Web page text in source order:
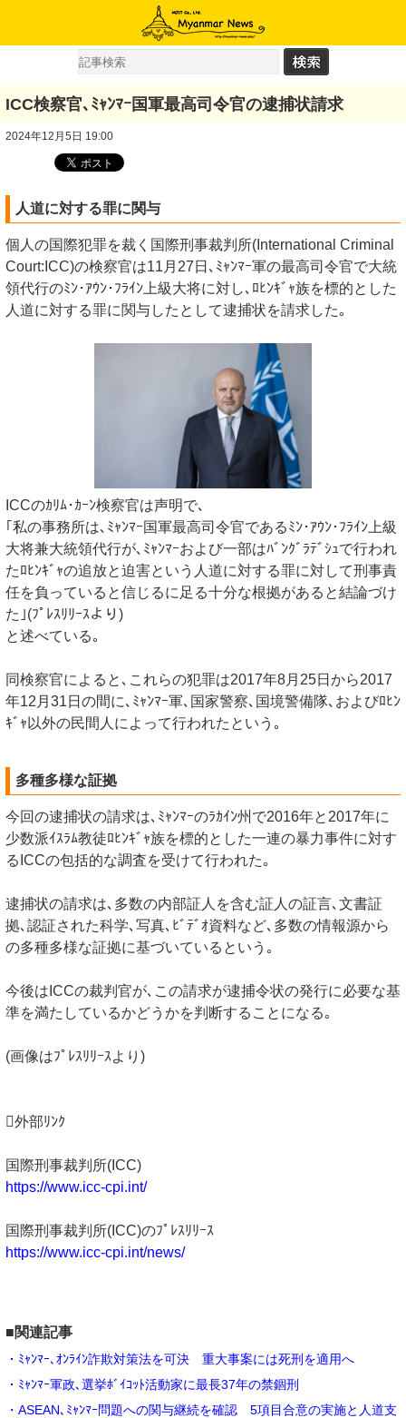
ICC検察官､ﾐｬﾝﾏｰ国軍最高司令官の逮捕状請求
2024年12月5日 19:00
人道に対する罪に関与
個人の国際犯罪を裁く国際刑事裁判所(International Criminal
Court:ICC)の検察官は11月27日､ﾐｬﾝﾏｰ軍の最高司令官で大統
領代行のﾐﾝ･ｱｳﾝ･ﾌﾗｲﾝ上級大将に対し､ﾛﾋﾝｷﾞｬ族を標的とした
人道に対する罪に関与したとして逮捕状を請求した｡
ICCのｶﾘﾑ･ｶｰﾝ検察官は声明で､
｢私の事務所は､ﾐｬﾝﾏｰ国軍最高司令官であるﾐﾝ･ｱｳﾝ･ﾌﾗｲﾝ上級
大将兼大統領代行が､ﾐｬﾝﾏｰおよび一部はﾊﾞﾝｸﾞﾗﾃﾞｼｭで行われ
たﾛﾋﾝｷﾞｬの追放と迫害という人道に対する罪に対して刑事責
任を負っていると信じるに足る十分な根拠があると結論づけ
た｣(ﾌﾟﾚｽﾘﾘｰｽより)
と述べている｡
同検察官によると､これらの犯罪は2017年8月25日から2017
年12月31日の間に､ﾐｬﾝﾏｰ軍､国家警察､国境警備隊､およびﾛﾋﾝ
ｷﾞｬ以外の民間人によって行われたという｡
多種多様な証拠
今回の逮捕状の請求は､ﾐｬﾝﾏｰのﾗｶｲﾝ州で2016年と2017年に
少数派ｲｽﾗﾑ教徒ﾛﾋﾝｷﾞｬ族を標的とした一連の暴力事件に対す
るICCの包括的な調査を受けて行われた｡
逮捕状の請求は､多数の内部証人を含む証人の証言､文書証
拠､認証された科学､写真､ﾋﾞﾃﾞｵ資料など､多数の情報源から
の多種多様な証拠に基づいているという｡
今後はICCの裁判官が､この請求が逮捕令状の発行に必要な基
準を満たしているかどうかを判断することになる｡
(画像はﾌﾟﾚｽﾘﾘｰｽより)
外部ﾘﾝｸ
国際刑事裁判所(ICC)
https://www.icc-cpi.int/
国際刑事裁判所(ICC)のﾌﾟﾚｽﾘﾘｰｽ
https://www.icc-cpi.int/news/
■関連記事
・ﾐｬﾝﾏｰ､ｵﾝﾗｲﾝ詐欺対策法を可決 重大事案には死刑を適用へ
・ﾐｬﾝﾏｰ軍政､選挙ﾎﾞｲｺｯﾄ活動家に最長37年の禁錮刑
・ASEAN､ﾐｬﾝﾏｰ問題への関与継続を確認 5項目合意の実施と人道支